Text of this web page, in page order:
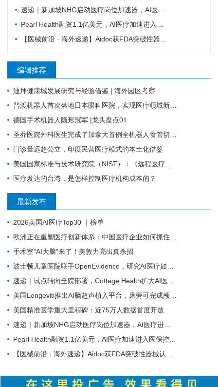
速递｜新加坡NHG启动医疗岗位加速器，AI医疗进入岗位重构阶段
Pearl Health融资1.1亿美元，AI医疗加速进入医保控费核心环节
【医械前沿 · 海外速递】Aidoc获FDA突破性器械认定，AI大模型覆盖数十种急症
编辑推荐
迪拜健康城发展研究与经验借鉴 | 海外园区考察
普渡机器人首次落地日本眼科医院，实现医疗领域新突破
德国手术机器人隐形冠军 |龙头盘点01
圣乔医院外科医生完成了加拿大首例全机器人食管切除术
门诊量远超公立，印度民营医疗模式的本土化借鉴
美国国家标准与技术研究院（NIST）：《远程医疗远程患者监测生态系统安全指南（最终版）》
医疗发达的台湾，是怎样控制医疗机构成本的？
最新发布
2026美国AI医疗Top30 ｜榜单
欧洲正在重塑医疗创新体系：中国医疗企业如何抓住下一轮机会？
手术室“AI大脑”来了！美敦力亮出真杀招
波士顿儿童医院联手OpenEvidence，研究AI医疗如何改变临床决策
速递｜试点转向全院部署，Cottage Health扩大AI医疗虚拟护理合作
美国Longeviti推出AI脑超声植入平台，床旁可完成颅内实时成像
美国精准医学重大里程碑：近75万人数据首度开放
速递｜新加坡NHG启动医疗岗位加速器，AI医疗进入岗位重构阶段
Pearl Health融资1.1亿美元，AI医疗加速进入医保控费核心环节
【医械前沿 · 海外速递】Aidoc获FDA突破性器械认定，AI大模型覆盖数十种急症